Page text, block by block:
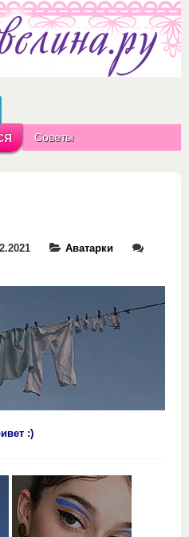
Советы
Аватарки
:)